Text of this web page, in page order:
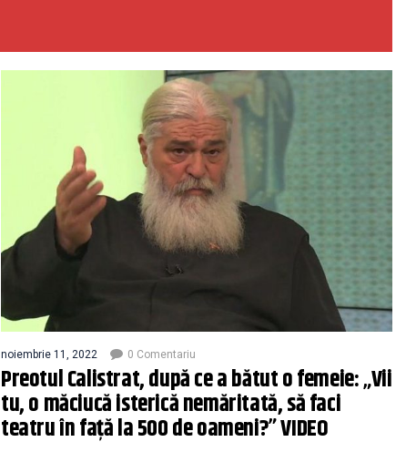
noiembrie 11, 2022 0 Comentariu
Preotul Calistrat, după ce a bătut o femeie: „Vii
tu, o măciucă isterică nemăritată, să faci
teatru în față la 500 de oameni?” VIDEO